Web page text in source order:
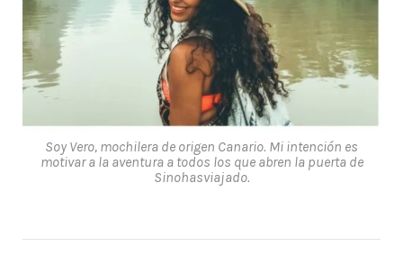
Soy Vero, mochilera de origen Canario. Mi intención es
motivar a la aventura a todos los que abren la puerta de
Sinohasviajado.